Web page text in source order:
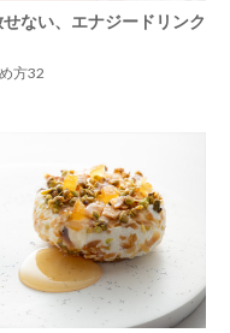
ない、エナジードリンク
方32